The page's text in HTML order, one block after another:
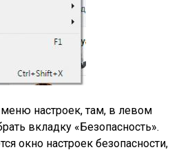
настроек, там, в левом
вкладку «Безопасность».
окно настроек безопасности,